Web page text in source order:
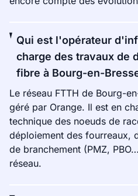
Qui est l'opérateur
charge des travaux de
fibre à Bourg-en-
Le réseau FTTH de Bourg-
géré par Orange. Il est en
technique des noeuds de
déploiement des fourreaux,
de branchement (PMZ,
réseau.